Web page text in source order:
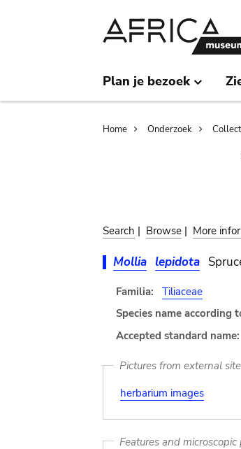
Plan je bezoek
Home Onderzoek
Search | Browse | More
Mollia lepidota
Familia:
Tiliaceae
Species name according
Accepted standard name:
Pictures from external
herbarium images
Features and